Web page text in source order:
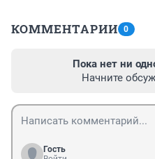
КОММЕНТАРИИ 0
Пока нет ни
Начните
Гость